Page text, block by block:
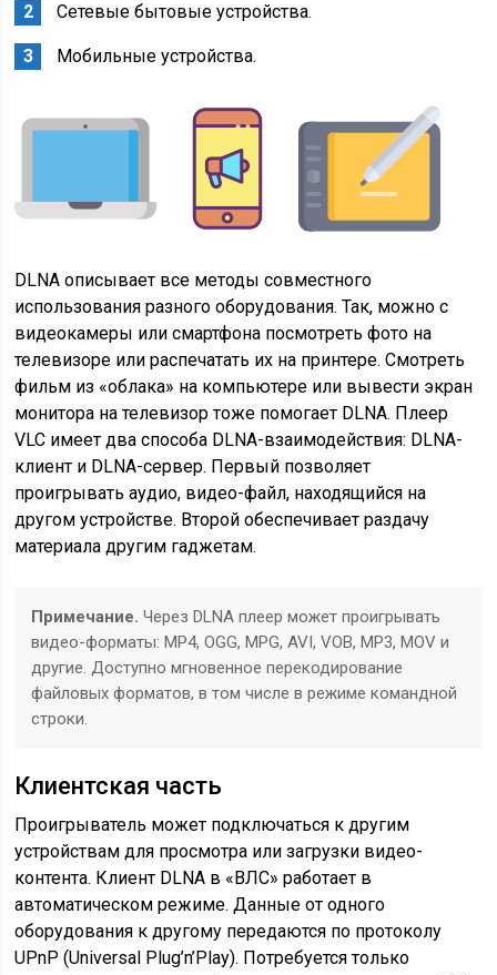
Сетевые бытовые устройства.
Мобильные устройства.
DLNA описывает все методы совместного
использования разного оборудования. Так, можно с
видеокамеры или смартфона посмотреть фото на
телевизоре или распечатать их на принтере. Смотреть
фильм из «облака» на компьютере или вывести экран
монитора на телевизор тоже помогает DLNA. Плеер
VLC имеет два способа DLNA-взаимодействия: DLNA-
клиент и DLNA-сервер. Первый позволяет
проигрывать аудио, видео-файл, находящийся на
другом устройстве. Второй обеспечивает раздачу
материала другим гаджетам.
Примечание. Через DLNA плеер может проигрывать
видео-форматы: MP4, OGG, MPG, AVI, VOB, MP3, MOV и
другие. Доступно мгновенное перекодирование
файловых форматов, в том числе в режиме командной
строки.
Клиентская часть
Проигрыватель может подключаться к другим
устройствам для просмотра или загрузки видео-
контента. Клиент DLNA в «ВЛС» работает в
автоматическом режиме. Данные от одного
оборудования к другому передаются по протоколу
UPnP (Universal Plug’n’Play). Потребуется только